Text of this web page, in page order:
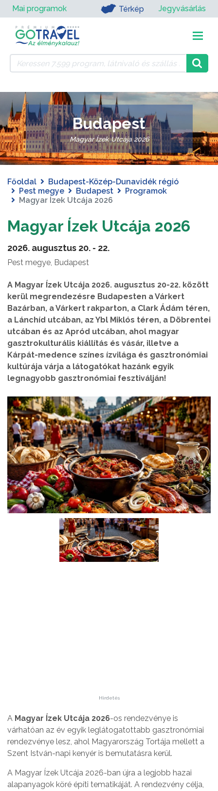
Mai programok Térkép Jegyvásárlás
Budapest
Magyar Ízek Utcája 2026
Főoldal
Budapest-Közép-Dunavidék régió
Pest megye
Budapest
Programok
Magyar Ízek Utcája 2026
Magyar Ízek Utcája 2026
2026. augusztus 20. - 22.
Pest megye, Budapest
A Magyar Ízek Utcája 2026. augusztus 20-22. között
kerül megrendezésre Budapesten a Várkert
Bazárban, a Várkert rakparton, a Clark Ádám téren,
a Lánchíd utcában, az Ybl Miklós téren, a Döbrentei
utcában és az Apród utcában, ahol magyar
gasztrokulturális kiállítás és vásár, illetve a
Kárpát-medence színes ízvilága és gasztronómiai
kultúrája várja a látogatókat hazánk egyik
legnagyobb gasztronómiai fesztiválján!
Hirdetés
A Magyar Ízek Utcája 2026-os rendezvénye is
várhatóan az év egyik leglátogatottabb gasztronómiai
rendezvénye lesz, ahol Magyarország Tortája mellett a
Szent István-napi kenyér is bemutatásra kerül.
A Magyar Ízek Utcája 2026-ban újra a legjobb hazai
alapanyagok köré építi tematikáját. A rendezvény célja,